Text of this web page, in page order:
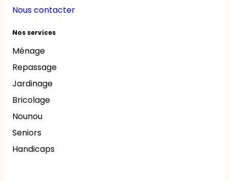
Nous contacter
Nos services
Ménage
Repassage
Jardinage
Bricolage
Nounou
Seniors
Handicaps